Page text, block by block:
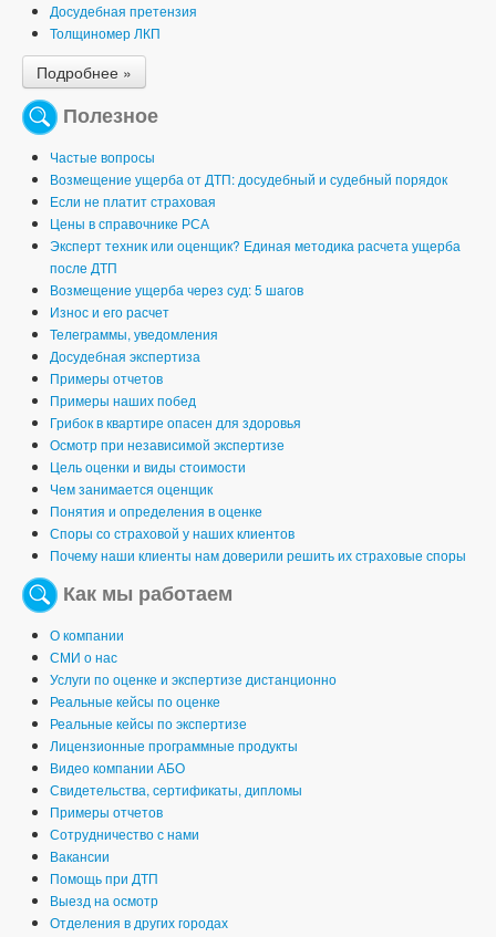
Досудебная претензия
Толщиномер ЛКП
Подробнее »
Полезное
Частые вопросы
Возмещение ущерба от ДТП: досудебный и судебный порядок
Если не платит страховая
Цены в справочнике РСА
Эксперт техник или оценщик? Единая методика расчета ущерба
после ДТП
Возмещение ущерба через суд: 5 шагов
Износ и его расчет
Телеграммы, уведомления
Досудебная экспертиза
Примеры отчетов
Примеры наших побед
Грибок в квартире опасен для здоровья
Осмотр при независимой экспертизе
Цель оценки и виды стоимости
Чем занимается оценщик
Понятия и определения в оценке
Споры со страховой у наших клиентов
Почему наши клиенты нам доверили решить их страховые споры
Как мы работаем
О компании
СМИ о нас
Услуги по оценке и экспертизе дистанционно
Реальные кейсы по оценке
Реальные кейсы по экспертизе
Лицензионные программные продукты
Видео компании АБО
Свидетельства, сертификаты, дипломы
Примеры отчетов
Сотрудничество с нами
Вакансии
Помощь при ДТП
Выезд на осмотр
Отделения в других городах